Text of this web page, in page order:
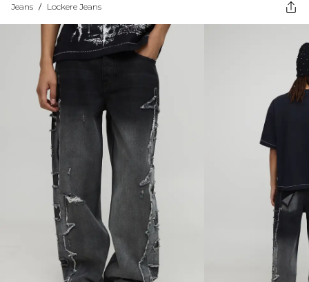
Jeans / Lockere Jeans